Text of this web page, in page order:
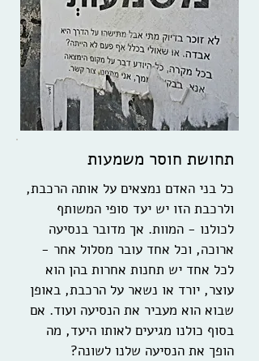
תחושת חוסר משמעות
כל בני האדם נמצאים על אותה הרכבת,
ולרכבת הזו יש יעד סופי המשותף
לכולנו - המוות. אך מדובר בנסיעה
ארוכה, וכל אחד עובר מסלול אחר -
לכל אחד יש תחנות אחרות בהן הוא
עוצר, יורד או נשאר על הרכבת, באופן
שבוא הוא מעביר את הנסיעה ועוד. אם
בסוף כולנו מגיעים לאותו היעד, מה
הופך את הנסיעה שלנו לשונה?